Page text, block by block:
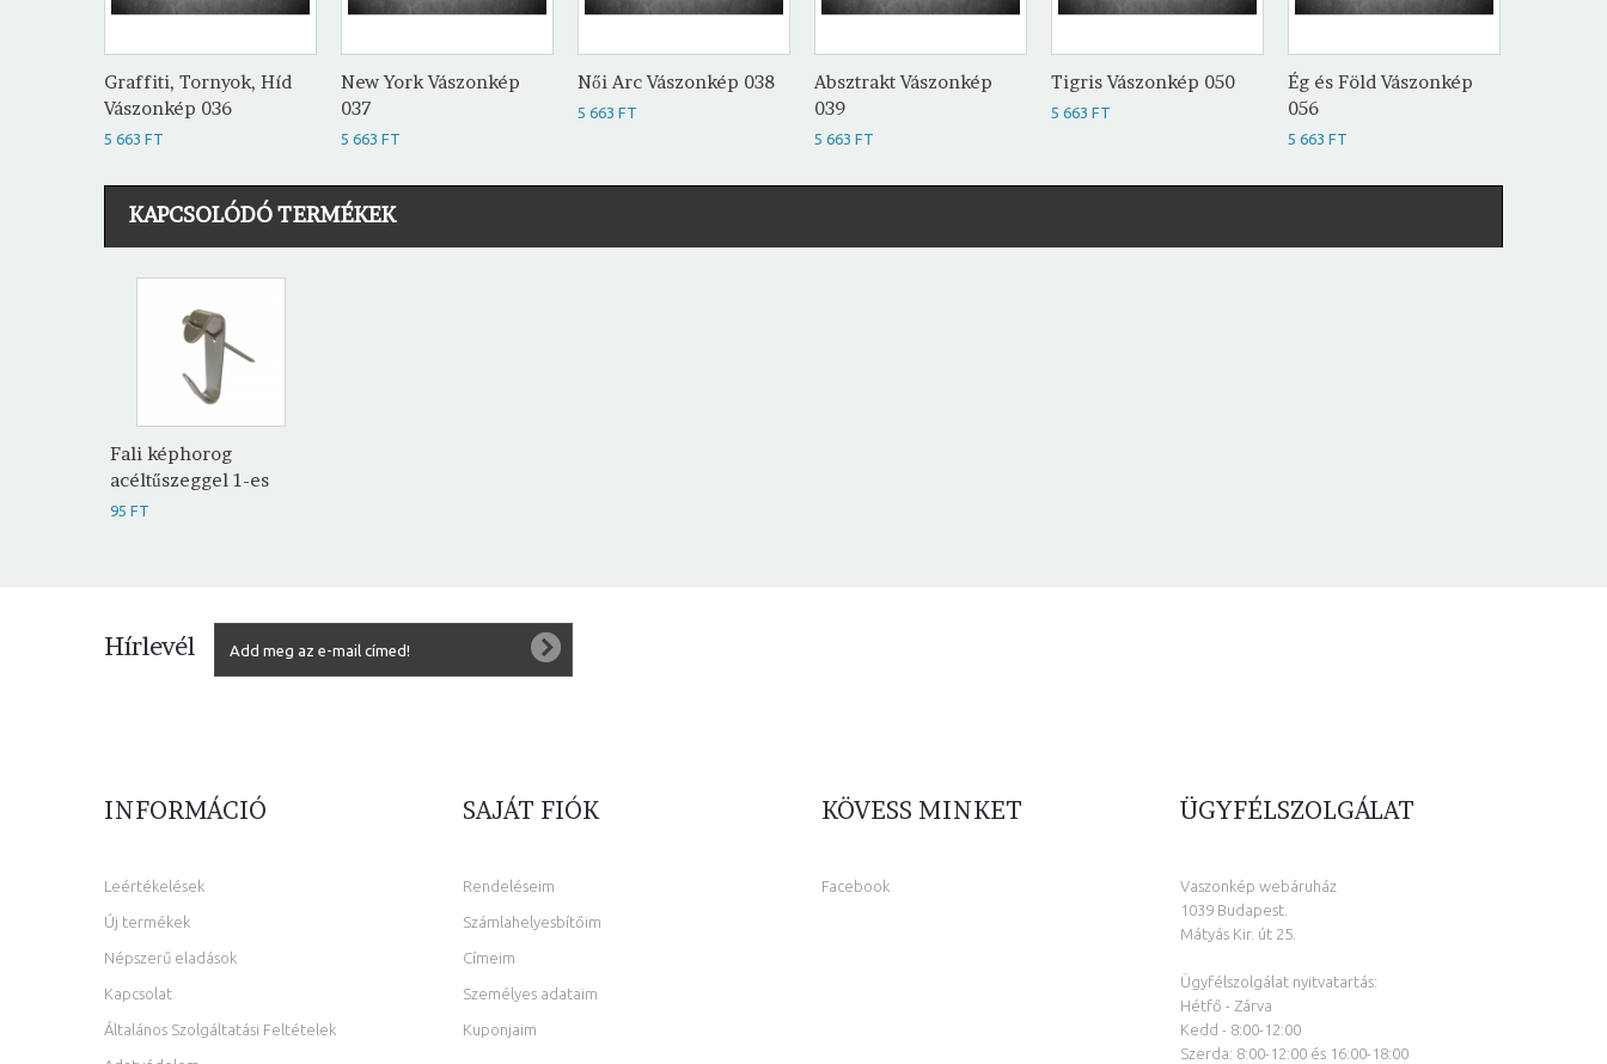
Graffiti, Tornyok, Híd
Vászonkép 036
5 663 FT
New York Vászonkép
037
5 663 FT
Női Arc Vászonkép 038
5 663 FT
Absztrakt Vászonkép
039
5 663 FT
Tigris Vászonkép 050
5 663 FT
Ég és Föld Vászonkép
056
5 663 FT
KAPCSOLÓDÓ TERMÉKEK
Fali képhorog
acéltűszeggel 1-es
95 FT
Hírlevél
INFORMÁCIÓ
Leértékelések
Új termékek
Népszerű eladások
Kapcsolat
Általános Szolgáltatási Feltételek
SAJÁT FIÓK
Rendeléseim
Számlahelyesbítőim
Címeim
Személyes adataim
Kuponjaim
KÖVESS MINKET
Facebook
ÜGYFÉLSZOLGÁLAT
Vaszonkép webáruház
1039 Budapest.
Mátyás Kir. út 25.
Ügyfélszolgálat nyitvatartás:
Hétfő - Zárva
Kedd - 8:00-12:00
Szerda: 8:00-12:00 és 16:00-18:00